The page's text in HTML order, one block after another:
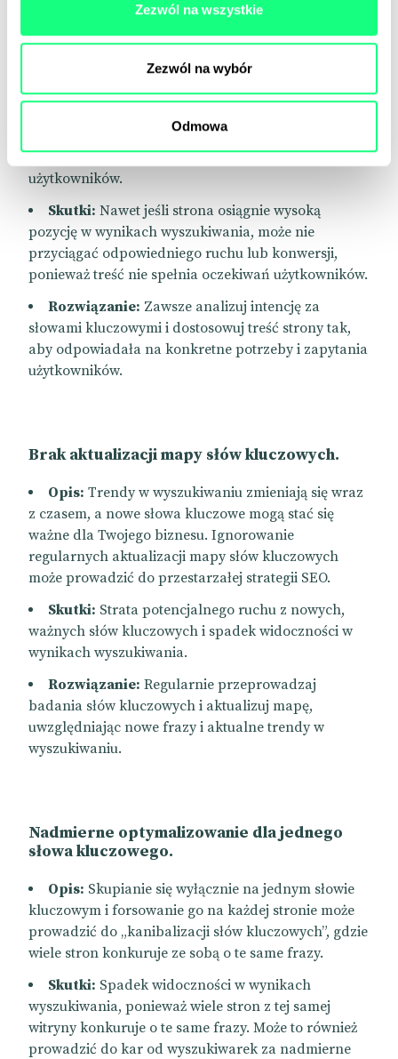
Zezwól na wszystkie
Zezwól na wybór
Odmowa
Ignorowanie intencji użytkownika.
Intencja użytkownika odnosi się do tego,
czego użytkownik faktycznie szuka, kiedy wpisuje
Ignorowanie tej intencji może prowadzić do
nieodpowiedniego dopasowania treści do zapytań
użytkowników.
Skutki: Nawet jeśli strona osiągnie wysoką
pozycję w wynikach wyszukiwania, może nie
przyciągać odpowiedniego ruchu lub konwersji,
ponieważ treść nie spełnia oczekiwań użytkowników.
Rozwiązanie: Zawsze analizuj intencję za
słowami kluczowymi i dostosowuj treść strony tak,
aby odpowiadała na konkretne potrzeby i zapytania
użytkowników.
Brak aktualizacji mapy słów kluczowych.
Opis: Trendy w wyszukiwaniu zmieniają się wraz
z czasem, a nowe słowa kluczowe mogą stać się
ważne dla Twojego biznesu. Ignorowanie
regularnych aktualizacji mapy słów kluczowych
może prowadzić do przestarzałej strategii SEO.
Skutki: Strata potencjalnego ruchu z nowych,
ważnych słów kluczowych i spadek widoczności w
wynikach wyszukiwania.
Rozwiązanie: Regularnie przeprowadzaj
badania słów kluczowych i aktualizuj mapę,
uwzględniając nowe frazy i aktualne trendy w
wyszukiwaniu.
Nadmierne optymalizowanie dla jednego
słowa kluczowego.
Opis: Skupianie się wyłącznie na jednym słowie
kluczowym i forsowanie go na każdej stronie może
prowadzić do „kanibalizacji słów kluczowych”, gdzie
wiele stron konkuruje ze sobą o te same frazy.
Skutki: Spadek widoczności w wynikach
wyszukiwania, ponieważ wiele stron z tej samej
witryny konkuruje o te same frazy. Może to również
prowadzić do kar od wyszukiwarek za nadmierne